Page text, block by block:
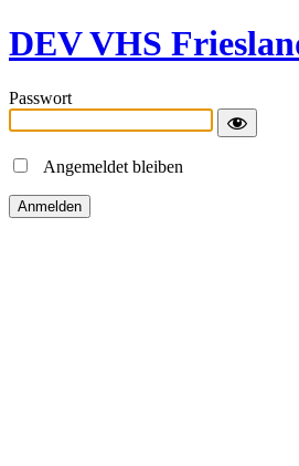
DEV VHS
Passwort
Angemeldet bleiben